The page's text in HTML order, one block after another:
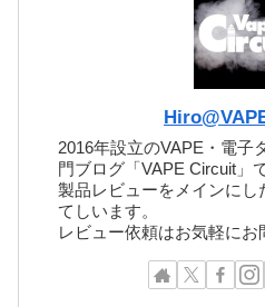
2016年設立のVAPE・電子
門ブログ「VAPE Circuit」
製品レビューをメインにし
てしいます。
レビュー依頼はお気軽にお